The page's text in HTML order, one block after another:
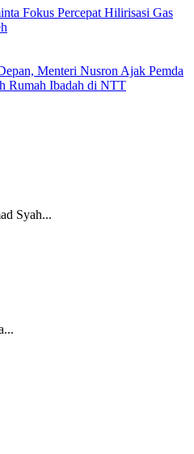
Fokus Percepat Hilirisasi Gas
Menteri Nusron Ajak Pemda
Rumah Ibadah di NTT
Syah...